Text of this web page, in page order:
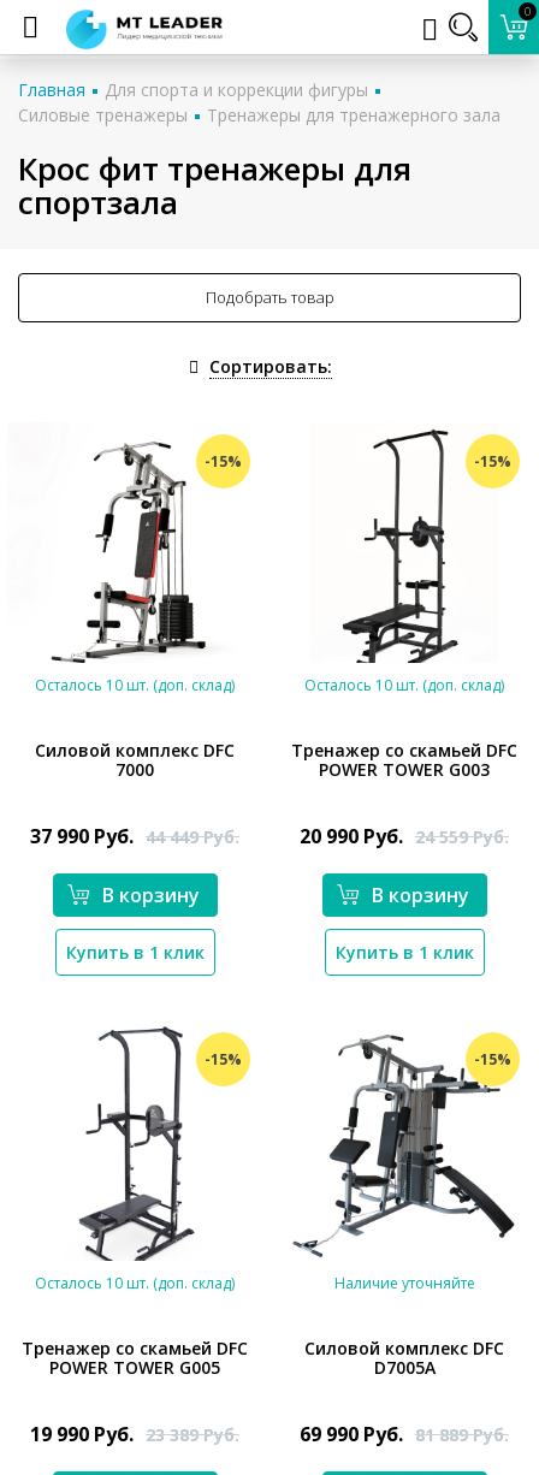
0
Главная
Для спорта и коррекции фигуры
Силовые тренажеры
Тренажеры для тренажерного зала
Крос фит тренажеры для
спортзала
Подобрать товар
Сортировать:
-15%
Осталось 10 шт. (доп. склад)
Силовой комплекс DFC
7000
37 990 Руб. 44 449Руб.
В корзину
Купить в 1 клик
-15%
Осталось 10 шт. (доп. склад)
Тренажер со скамьей DFC
POWER TOWER G003
20 990 Руб. 24 559Руб.
В корзину
Купить в 1 клик
-15%
Осталось 10 шт. (доп. склад)
Тренажер со скамьей DFC
POWER TOWER G005
19 990 Руб. 23 389Руб.
-15%
Наличие уточняйте
Силовой комплекс DFC
D7005A
69 990 Руб. 81 889Руб.